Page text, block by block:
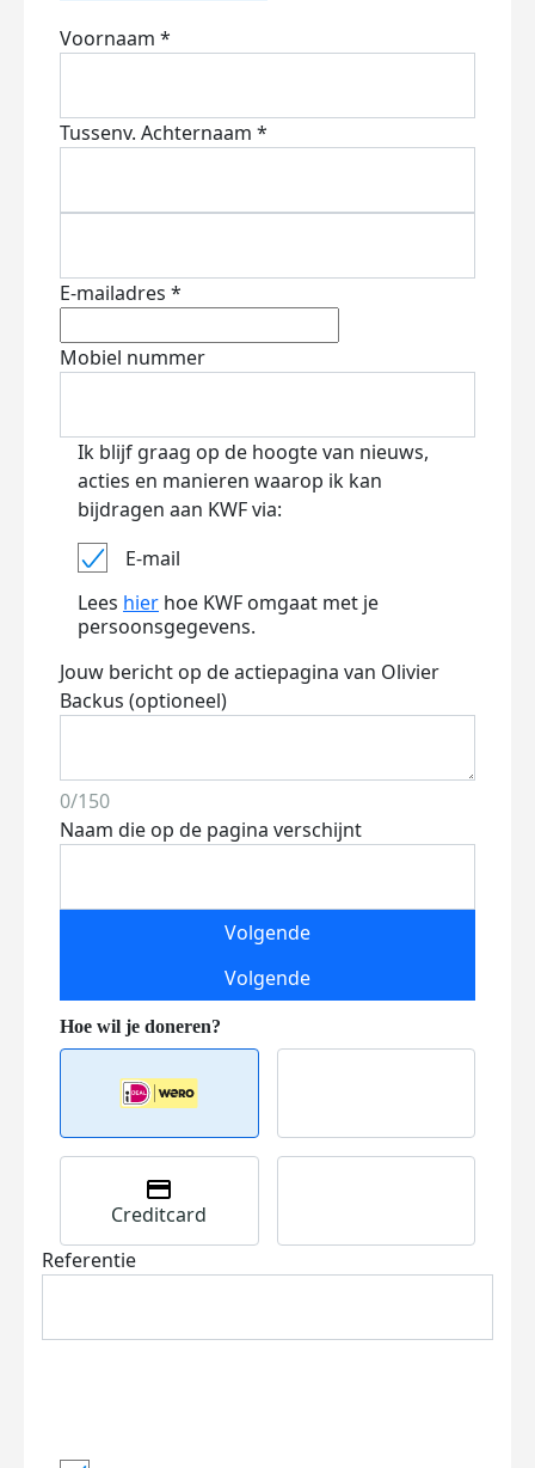
Voornaam *
Tussenv. Achternaam *
E-mailadres *
Mobiel nummer
Ik blijf graag op de hoogte van nieuws,
acties en manieren waarop ik kan
bijdragen aan KWF via:
E-mail
Lees hier hoe KWF omgaat met je
persoonsgegevens.
Jouw bericht op de actiepagina van Olivier
Backus (optioneel)
0/150
Naam die op de pagina verschijnt
Volgende
Volgende
Creditcard
Referentie